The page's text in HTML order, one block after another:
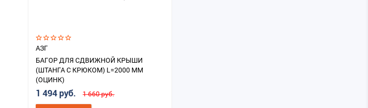
АЗГ
БАГОР ДЛЯ СДВИЖНОЙ КРЫШИ
(ШТАНГА С КРЮКОМ) L=2000 ММ
(ОЦИНК)
1 494 руб. 1 660 руб.